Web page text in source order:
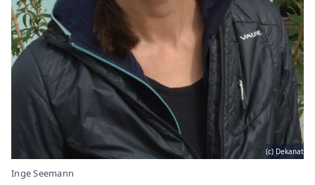
(c) Dekanat
Inge Seemann